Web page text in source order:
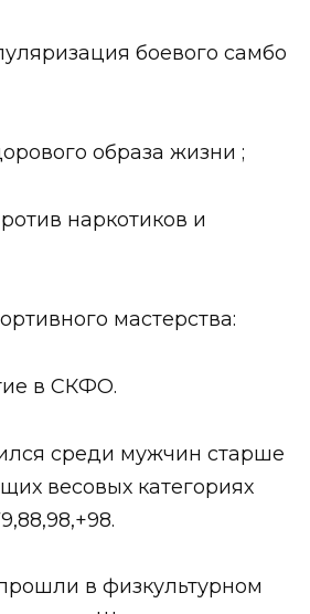
боевого самбо
образа жизни ;
наркотиков и
мастерства:
в СКФО.
среди мужчин старше
весовых категориях
в физкультурном